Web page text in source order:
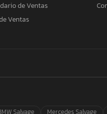
de Ventas
Ventas
Salvage Mercedes Salvage